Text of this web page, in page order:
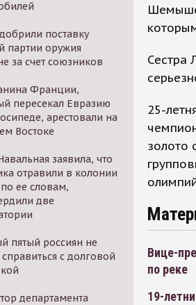
поставку
партии оружия
за счет союзников
Франции,
пересекал Евразию
арестовали на
Востоке
заявила, что
отравили в колонии
ее словам,
две
пятый россиян не
с долговой
департамента
Сестра
25-
золото
Вице-
по реке
19-